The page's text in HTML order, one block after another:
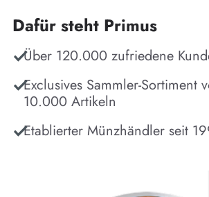
Dafür steht Primus
Über 120.000 zufriedene
Exclusives Sammler-Sortiment
10.000 Artikeln
Etablierter Münzhändler seit